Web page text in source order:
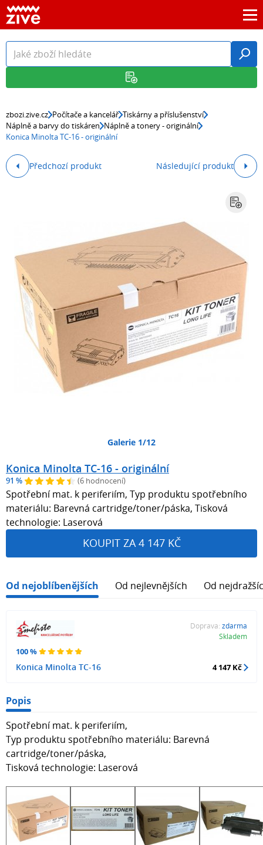
zbozi.zive.cz Počítače a kancelář Tiskárny a příslušenství
Náplně a barvy do tiskáren Náplně a tonery - originální
Konica Minolta TC-16 - originální
Předchozí produkt Následující produkt
Galerie 1/12
Konica Minolta TC-16 - originální
91 % (6 hodnocení)
Spotřební mat. k periferiím, Typ produktu spotřebního
materiálu: Barevná cartridge/toner/páska, Tisková
technologie: Laserová
KOUPIT ZA 4 147 KČ
Od nejoblíbenějších Od nejlevnějších Od
100 %
Konica Minolta TC-16
Doprava: zdarma
Skladem
4 147 Kč
Popis
Spotřební mat. k periferiím,
Typ produktu spotřebního materiálu: Barevná
cartridge/toner/páska,
Tisková technologie: Laserová